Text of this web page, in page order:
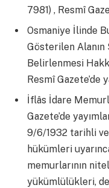
7981) , Resmî
Osmaniye İlinde
Gösterilen Alanın
Belirlenmesi
Resmî Gazete’de
İflâs İdare
Gazete’de
9/6/1932 tarihli ve
hükümleri
memurlarının
yükümlülükleri,